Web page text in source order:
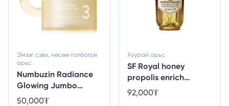
Numbuzin Radiance
Glowing Jumbo
Essence Pad - 70ea
Эмзэг сэвх, нөсөө толботой
арьс
50,000₮
SF Royal honey
propolis enrich
essence - 50ml
Хуурай арьс
92,000₮